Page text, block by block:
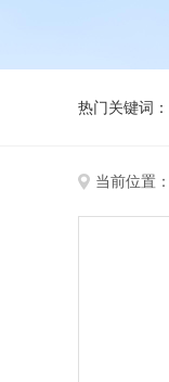
热门关键词：
当前位置：